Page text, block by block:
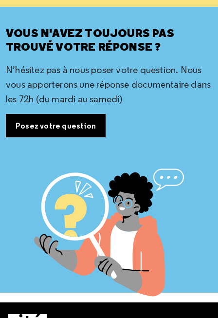
VOUS N'AVEZ TOUJOURS PAS
TROUVÉ VOTRE RÉPONSE ?
N’hésitez pas à nous poser votre question. Nous
vous apporterons une réponse documentaire dans
les 72h (du mardi au samedi)
Posez votre question